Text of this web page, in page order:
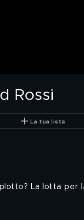
Rossi
La tua lista
La lotta per